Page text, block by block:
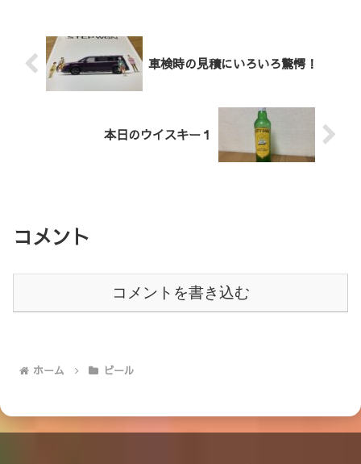
車検時の見積にいろいろ驚愕！
本日のウイスキー１
コメント
コメントを書き込む
ホーム ビール